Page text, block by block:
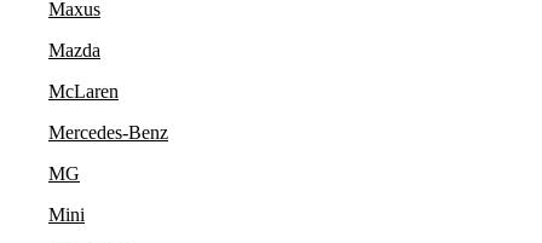
Maxus
Mazda
McLaren
Mercedes-Benz
MG
Mini